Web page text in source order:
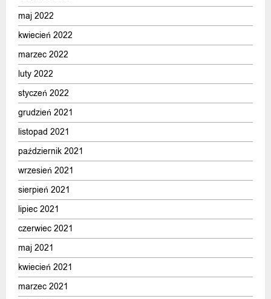
maj 2022
kwiecień 2022
marzec 2022
luty 2022
styczeń 2022
grudzień 2021
listopad 2021
październik 2021
wrzesień 2021
sierpień 2021
lipiec 2021
czerwiec 2021
maj 2021
kwiecień 2021
marzec 2021